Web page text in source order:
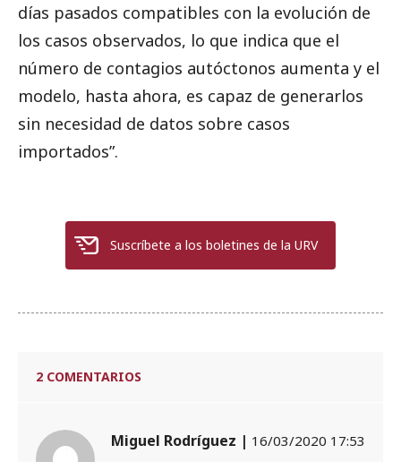
días pasados compatibles con la evolución de
los casos observados, lo que indica que el
número de contagios autóctonos aumenta y el
modelo, hasta ahora, es capaz de generarlos
sin necesidad de datos sobre casos
importados”.
Suscríbete a los boletines de la URV
2 COMENTARIOS
Miguel Rodríguez | 16/03/2020 17:53